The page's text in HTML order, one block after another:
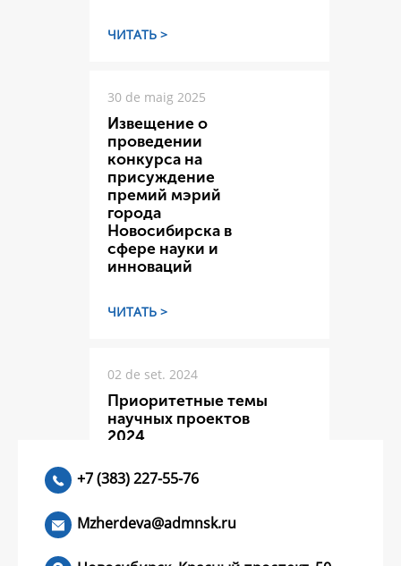
ЧИТАТЬ >
30 de maig 2025
Извещение о
проведении
конкурса на
присуждение
премий мэрий
города
Новосибирска в
сфере науки и
инноваций
ЧИТАТЬ >
02 de set. 2024
Приоритетные темы
научных проектов
2024
ЧИТАТЬ >
+7 (383) 227-55-76
Mzherdeva@admnsk.ru